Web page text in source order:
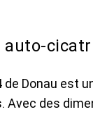
auto-
Donau est
des